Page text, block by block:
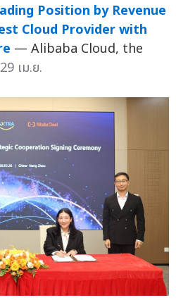
Position by Revenue
Cloud Provider with
— Alibaba Cloud, the
29 เม.ย.